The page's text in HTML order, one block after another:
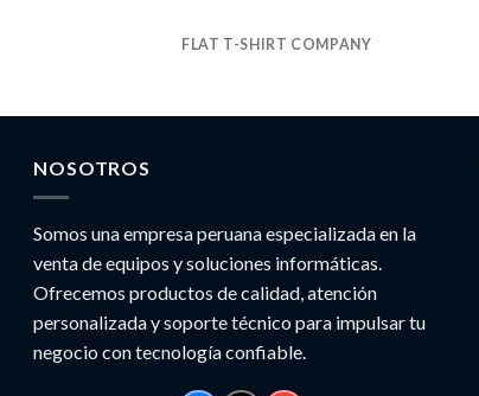
FLAT T-SHIRT COMPANY
NOSOTROS
Somos una empresa peruana especializada en la
venta de equipos y soluciones informáticas.
Ofrecemos productos de calidad, atención
personalizada y soporte técnico para impulsar tu
negocio con tecnología confiable.